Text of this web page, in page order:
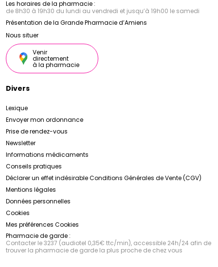
Les horaires de la pharmacie :
de 8h30 à 19h30 du lundi au vendredi et jusqu’à 19h00 le samedi
Présentation de la Grande Pharmacie d’Amiens
Nous situer
Venir
directement
à la pharmacie
Divers
Lexique
Envoyer mon ordonnance
Prise de rendez-vous
Newsletter
Informations médicaments
Conseils pratiques
Déclarer un effet indésirableConditions Générales de Vente (CGV)
Mentions légales
Données personnelles
Cookies
Mes préférences Cookies
Pharmacie de garde :
Contacter le 3237 (audiotel 0,35€ ttc/min), accessible 24h/24 afin de
trouver la pharmacie de garde la plus proche de chez vous